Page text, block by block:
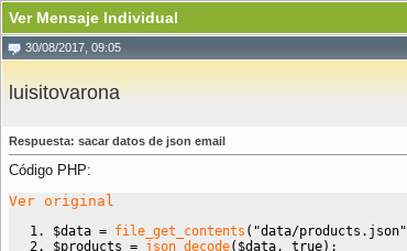
Ver Mensaje Individual
30/08/2017, 09:05
luisitovarona
Respuesta: sacar datos de json email
Código PHP:
Ver original
$data = file_get_contents ( "data/products.json"
$products = json_decode( $data, true) ;